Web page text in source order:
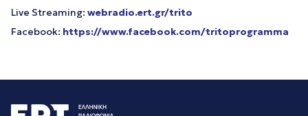
Live Streaming: webradio.ert.gr/trito
Facebook: https://www.facebook.com/tritoprogramma